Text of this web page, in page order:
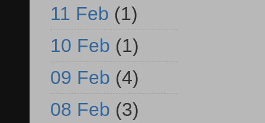
11 Feb (1)
10 Feb (1)
09 Feb (4)
08 Feb (3)